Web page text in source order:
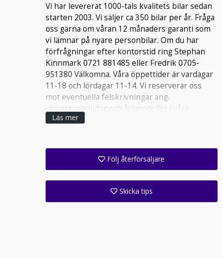
Vi har levererat 1000-tals kvalitets bilar sedan
starten 2003. Vi säljer ca 350 bilar per år. Fråga
oss gärna om våran 12 månaders garanti som
vi lämnar på nyare personbilar. Om du har
förfrågningar efter kontorstid ring Stephan
Kinnmark 0721 881485 eller Fredrik 0705-
951380 Välkomna. Våra öppettider är vardagar
11-18 och lördagar 11-14. Vi reserverar oss
mot eventuella felskrivningar ang.
utrustningslistor och årsmodeller i våra
annonser och i bilhallen.
Läs mer
Följ återförsäljare
Skicka tips